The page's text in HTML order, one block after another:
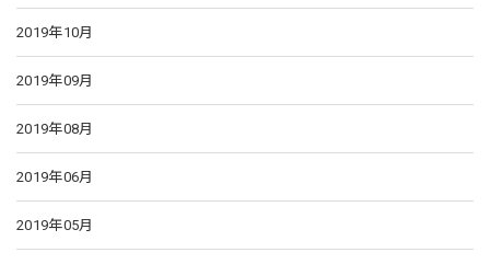
2019年10月
2019年09月
2019年08月
2019年06月
2019年05月